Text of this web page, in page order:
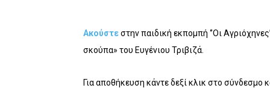
Ακούστεστην παιδική εκπομπή ‘’Οι
σκούπα» του Ευγένιου Τριβιζά.
Για αποθήκευση κάντε δεξί κλικ στο σύνδεσμο